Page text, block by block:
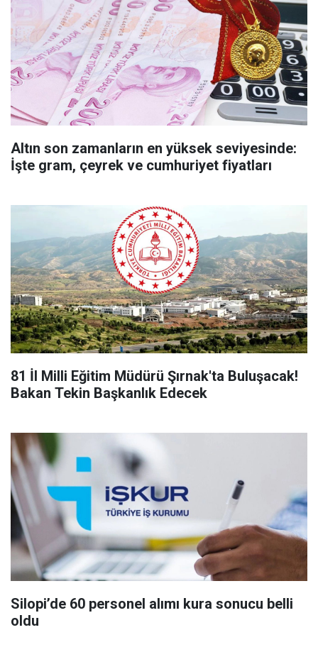
Altın son zamanların en yüksek seviyesinde:
İşte gram, çeyrek ve cumhuriyet fiyatları
81 İl Milli Eğitim Müdürü Şırnak'ta Buluşacak!
Bakan Tekin Başkanlık Edecek
Silopi’de 60 personel alımı kura sonucu belli
oldu